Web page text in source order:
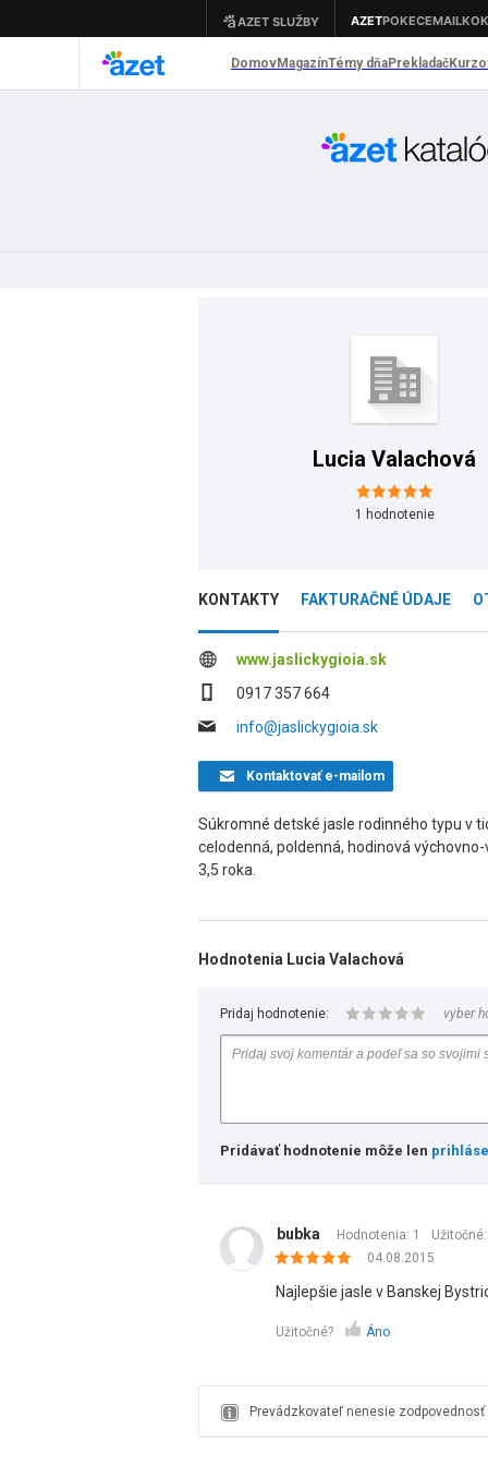
Lucia Valachová
1 hodnotenie
KONTAKTY FAKTURAČNÉ ÚDAJE
www.jaslickygioia.sk
0917 357 664
info@jaslickygioia.sk
Kontaktovaťe-mailom
Súkromné detské jasle rodinného typu v
celodenná, poldenná, hodinová
3,5 roka.
Hodnotenia Lucia Valachová
Pridaj hodnotenie: vyber
Pridávať hodnotenie môže len
bubka Hodnotenia: 1
04.08.2015
Najlepšie jasle v Banskej
Užitočné? Áno
Prevádzkovateľ nenesie